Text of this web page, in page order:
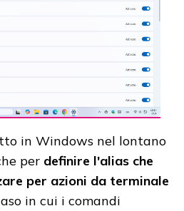
in Windows nel lontano
per definire l'alias che
per azioni da terminale
in cui i comandi